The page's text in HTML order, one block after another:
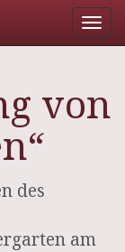
von
des
am